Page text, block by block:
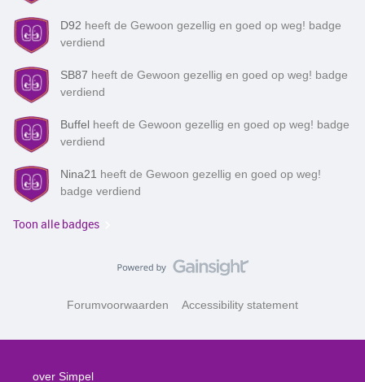
D92 heeft de Gewoon gezellig en goed op weg! badge
verdiend
SB87 heeft de Gewoon gezellig en goed op weg! badge
verdiend
Buffel heeft de Gewoon gezellig en goed op weg! badge
verdiend
Nina21 heeft de Gewoon gezellig en goed op weg!
badge verdiend
Toon alle badges
Forumvoorwaarden Accessibility statement
over Simpel